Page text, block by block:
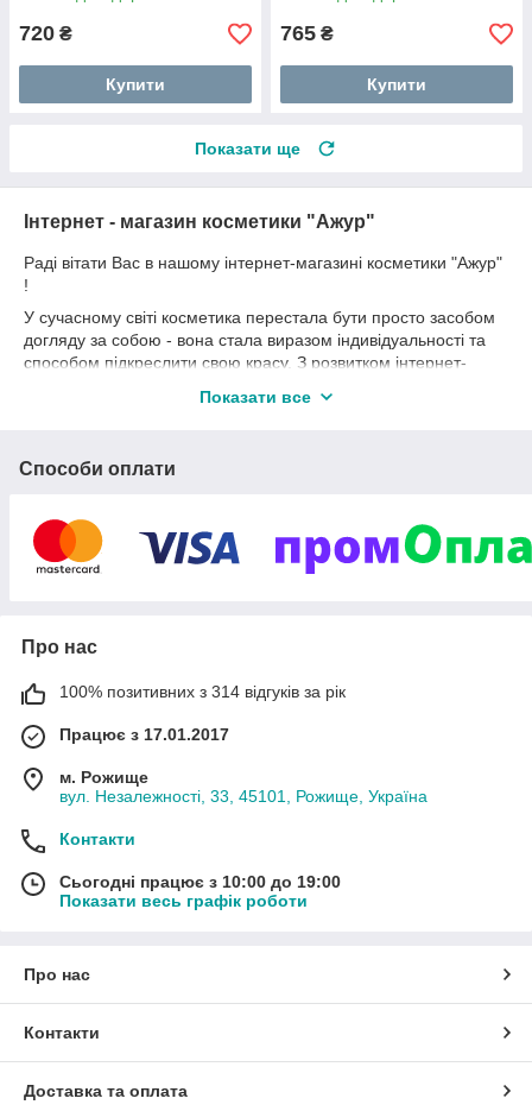
720 ₴
Купити
765 ₴
Купити
Показати ще
Інтернет - магазин косметики "Ажур"
Раді вітати Вас в нашому інтернет-магазині косметики "Ажур"
!
У сучасному світі косметика перестала бути просто засобом
догляду за собою - вона стала виразом індивідуальності та
способом підкреслити свою красу. З розвитком інтернет-
продукти онлайн, що значно спростило процес пошуку та
Наш магазин "Ажур" спеціалізується на доглядових засобах
інтерфейс, зручна навігація за категоріями продукції,
можливість фільтрації товарів за різними параметрами та
інформативні описи продукції дозволить зробити Ваш шопінг
шляху до догляду за собою та підкреслення власної краси,
Показати все
Способи оплати
Про нас
100% позитивних з 314 відгуків за рік
Працює з 17.01.2017
м. Рожище
вул. Незалежності, 33, 45101, Рожище, Україна
Контакти
Сьогодні працює з 10:00 до 19:00
Показати весь графік роботи
Про нас
Контакти
Доставка та оплата